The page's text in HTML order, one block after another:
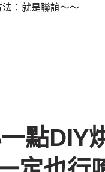
：就是聯誼～～
一點